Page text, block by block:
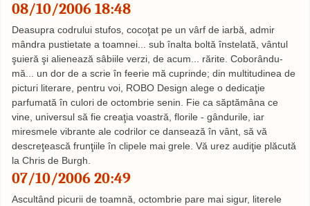
08/10/2006 18:48
Deasupra codrului stufos, cocoţat pe un vârf de iarbă, admir
mândra pustietate a toamnei... sub înalta boltă înstelată, vântul
şuieră şi alienează sâbiile verzi, de acum... rărite. Coborându-
mă... un dor de a scrie în feerie mă cuprinde; din multitudinea de
picturi literare, pentru voi, ROBO Design alege o dedicaţie
parfumată în culori de octombrie senin. Fie ca săptămâna ce
vine, universul să fie creaţia voastră, florile - gândurile, iar
miresmele vibrante ale codrilor ce dansează în vânt, să vă
descreţească frunţiile în clipele mai grele. Vă urez audiţie plăcută
la Chris de Burgh.
07/10/2006 20:49
Ascultând picurii de toamnă, octombrie pare mai sigur, literele